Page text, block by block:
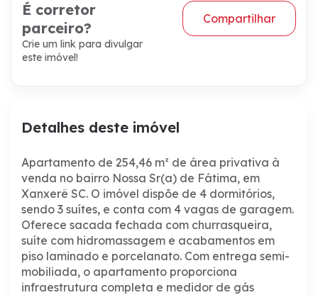
É corretor
parceiro?
Crie um link para divulgar
este imóvel!
Compartilhar
Detalhes deste imóvel
Apartamento de 254,46 m² de área privativa à
venda no bairro Nossa Sr(a) de Fátima, em
Xanxerê SC. O imóvel dispõe de 4 dormitórios,
sendo 3 suítes, e conta com 4 vagas de garagem.
Oferece sacada fechada com churrasqueira,
suíte com hidromassagem e acabamentos em
piso laminado e porcelanato. Com entrega semi-
mobiliada, o apartamento proporciona
infraestrutura completa e medidor de gás